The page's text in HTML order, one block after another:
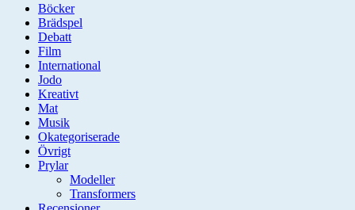
Böcker
Brädspel
Debatt
Film
International
Jodo
Kreativt
Mat
Musik
Okategoriserade
Övrigt
Prylar
Modeller
Transformers